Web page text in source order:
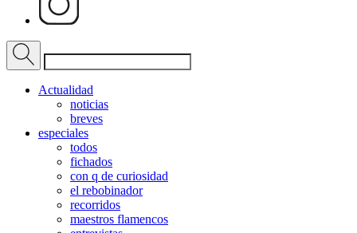
Actualidad
noticias
breves
especiales
todos
fichados
con q de curiosidad
el rebobinador
recorridos
maestros flamencos